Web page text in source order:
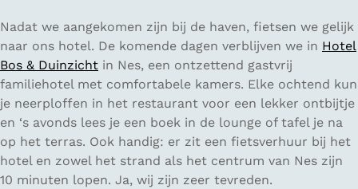
Nadat we aangekomen zijn bij de haven, fietsen we gelijk
naar ons hotel. De komende dagen verblijven we in Hotel
Bos & Duinzicht in Nes, een ontzettend gastvrij
familiehotel met comfortabele kamers. Elke ochtend kun
je neerploffen in het restaurant voor een lekker ontbijtje
en ‘s avonds lees je een boek in de lounge of tafel je na
op het terras. Ook handig: er zit een fietsverhuur bij het
hotel en zowel het strand als het centrum van Nes zijn
10 minuten lopen. Ja, wij zijn zeer tevreden.